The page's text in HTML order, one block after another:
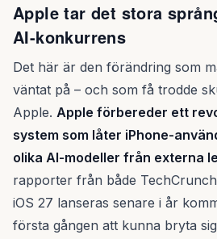
Apple tar det stora
AI-konkurrens
Det här är den förändring som
väntat på – och som få trodde
Apple. Apple förbereder ett
system som låter iPhone-
olika AI-modeller från externa
rapporter från både
iOS 27 lanseras senare i år
första gången att kunna bryta